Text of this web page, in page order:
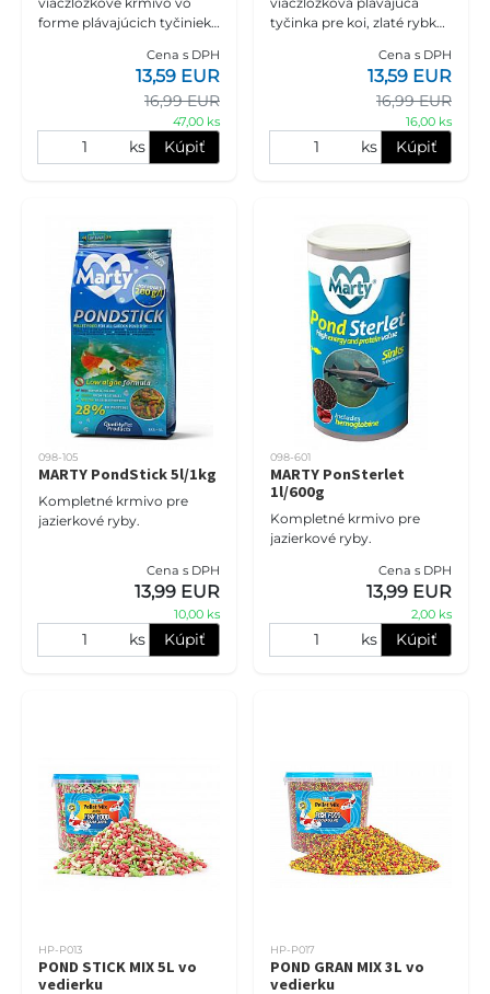
forme plávajúcich tyčiniek,
druhy rýb v záhradných
jazierkach. Krmivo je
Cena s DPH
16,99 EUR
13,59 EUR
47,00 ks
ks Kúpiť
tyčinka pre koi, zlaté rybky
ryby chované v záhradných
jazierkach a rybníkoch. Sta
Cena s DPH
16,99 EUR
13,59 EUR
16,00 ks
ks Kúpiť
098-105
MARTY PondStick 5l/1kg
Kompletné krmivo pre
jazierkové ryby.
Cena s DPH
13,99 EUR
10,00 ks
ks Kúpiť
098-601
MARTY PonSterlet
1l/600g
Kompletné krmivo pre
jazierkové ryby.
Cena s DPH
13,99 EUR
2,00 ks
ks Kúpiť
HP-P013
POND STICK MIX 5L vo
vedierku
HP-P017
POND GRAN MIX 3L vo
vedierku